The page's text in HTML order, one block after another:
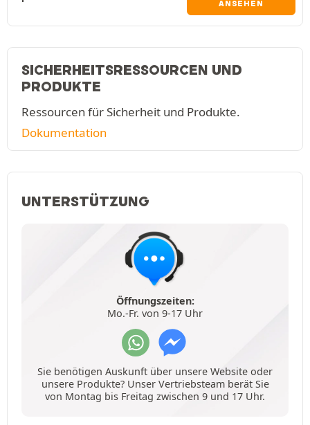
ANSEHEN
SICHERHEITSRESSOURCEN UND
PRODUKTE
Ressourcen für Sicherheit und Produkte.
Dokumentation
UNTERSTÜTZUNG
Öffnungszeiten:
Mo.-Fr. von 9-17 Uhr
Sie benötigen Auskunft über unsere Website oder
unsere Produkte? Unser Vertriebsteam berät Sie
von Montag bis Freitag zwischen 9 und 17 Uhr.